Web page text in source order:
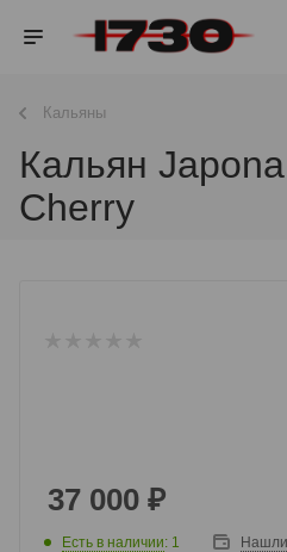
Кальяны
Кальян
Cherry
37 000 ₽
Есть в наличии: 1